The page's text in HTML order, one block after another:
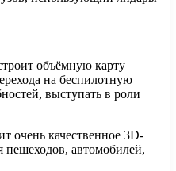
объёмную карту
на беспилотную
выступать в роли
очень качественное 3D-
пешеходов, автомобилей,